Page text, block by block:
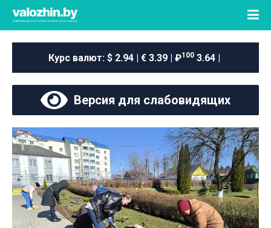
Курс валют: $ 2.94 | € 3.39 | ₽100 3.64 |
Версия для слабовидящих